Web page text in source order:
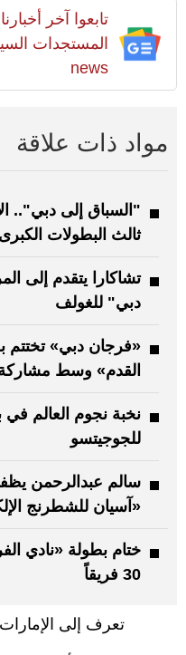
تابعوا آخر
news
مواد ذات علاقة
"السباق إلى دبي"..
ثالث البطولات
تشاكارا يتقدم إلى
دبي" للغولف
«فرجان دبي» تختتم
القدم» وسط
نخبة نجوم العالم في
للجوجيتسو
سالم عبدالرحمن
«آسيان للشطرنج
ختام بطولة «نادي
30 فريقاً
تعرف إلى الإمارات